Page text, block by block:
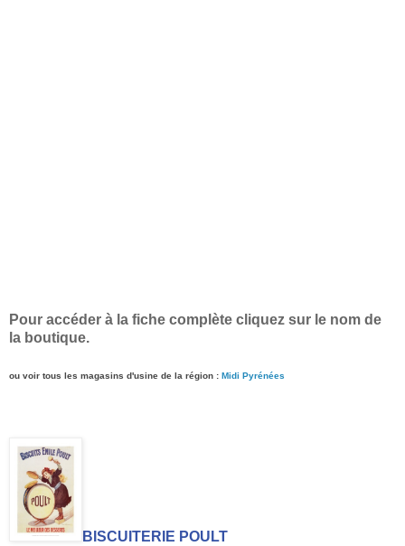
Pour accéder à la fiche complète cliquez sur le nom de
la boutique.
ou voir tous les magasins d'usine de la région : Midi Pyrénées
BISCUITERIE POULT